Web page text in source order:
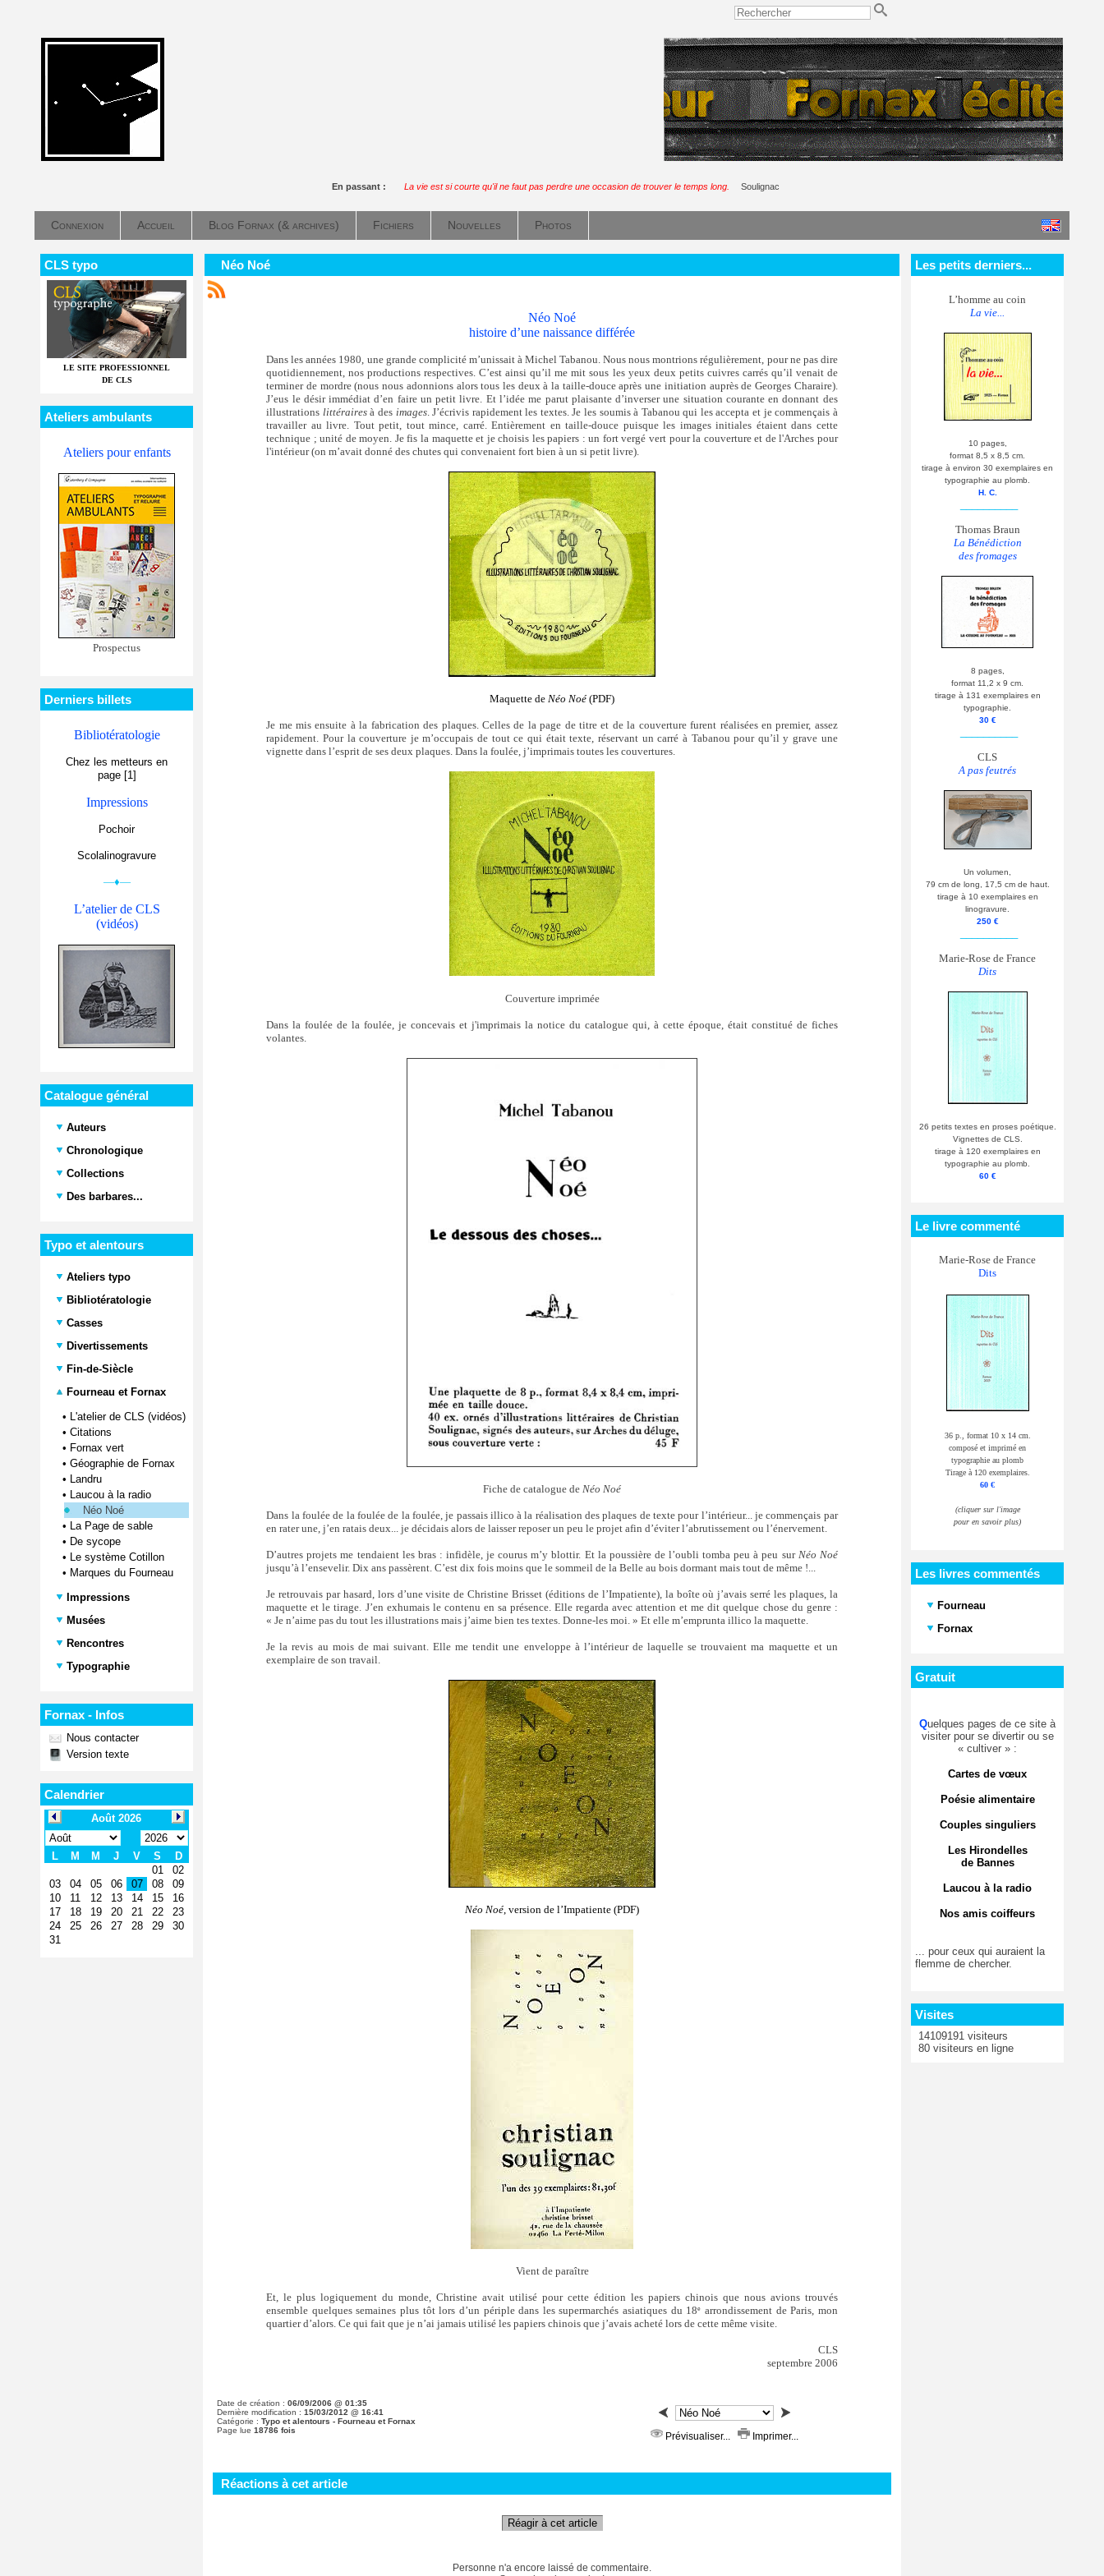
En passant : La vie est si courte qu'il ne faut pas perdre une occasion de trouver le temps long. Soulignac
Connexion Accueil Blog Fornax (& archives) Fichiers Nouvelles Photos
CLS typo
LE SITE PROFESSIONNEL
DE CLS
Ateliers ambulants
Ateliers pour enfants
Prospectus
Derniers billets
Bibliotératologie
Chez les metteurs en
page [1]
Impressions
Pochoir
Scolalinogravure
—♦—
L’atelier de CLS
(vidéos)
Catalogue général
Auteurs
Chronologique
Collections
Des barbares...
Typo et alentours
Ateliers typo
Bibliotératologie
Casses
Divertissements
Fin-de-Siècle
Fourneau et Fornax
• L'atelier de CLS (vidéos)
• Citations
• Fornax vert
• Géographie de Fornax
• Landru
• Laucou à la radio
Néo Noé
• La Page de sable
• De sycope
• Le système Cotillon
• Marques du Fourneau
Impressions
Musées
Rencontres
Typographie
Fornax - Infos
Nous contacter
Version texte
Calendrier
Néo Noé
Néo Noé
histoire d’une naissance différée
Dans les années 1980, une grande complicité m’unissait à Michel Tabanou. Nous nous montrions régulièrement, pour ne pas dire
quotidiennement, nos productions respectives. C’est ainsi qu’il me mit sous les yeux deux petits cuivres carrés qu’il venait de
terminer de mordre (nous nous adonnions alors tous les deux à la taille-douce après une initiation auprès de Georges Charaire).
J’eus le désir immédiat d’en faire un petit livre. Et l’idée me parut plaisante d’inverser une situation courante en donnant des
illustrations littérairesà des images. J’écrivis rapidement les textes. Je les soumis à Tabanou qui les accepta et je commençais à
travailler au livre. Tout petit, tout mince, carré. Entièrement en taille-douce puisque les images initiales étaient dans cette
technique ; unité de moyen. Je fis la maquette et je choisis les papiers : un fort vergé vert pour la couverture et de l'Arches pour
l'intérieur (on m’avait donné des chutes qui convenaient fort bien à un si petit livre).
Maquette de Néo Noé (PDF)
Je me mis ensuite à la fabrication des plaques. Celles de la page de titre et de la couverture furent réalisées en premier, assez
rapidement. Pour la couverture je m’occupais de tout ce qui était texte, réservant un carré à Tabanou pour qu’il y grave une
vignette dans l’esprit de ses deux plaques. Dans la foulée, j’imprimais toutes les couvertures.
Couverture imprimée
Dans la foulée de la foulée, je concevais et j'imprimais la notice du catalogue qui, à cette époque, était constitué de fiches
volantes.
Fiche de catalogue de Néo Noé
Dans la foulée de la foulée de la foulée, je passais illico à la réalisation des plaques de texte pour l’intérieur... je commençais par
en rater une, j’en ratais deux... je décidais alors de laisser reposer un peu le projet afin d’éviter l’abrutissement ou l’énervement.
D’autres projets me tendaient les bras : infidèle, je courus m’y blottir. Et la poussière de l’oubli tomba peu à peu sur Néo Noé
jusqu’à l’ensevelir. Dix ans passèrent. C’est dix fois moins que le sommeil de la Belle au bois dormant mais tout de même !...
Je retrouvais par hasard, lors d’une visite de Christine Brisset (éditions de l’Impatiente), la boîte où j’avais serré les plaques, la
maquette et le tirage. J’en exhumais le contenu en sa présence. Elle regarda avec attention et me dit quelque chose du genre :
« Je n’aime pas du tout les illustrations mais j’aime bien tes textes. Donne-les moi. » Et elle m’emprunta illico la maquette.
Je la revis au mois de mai suivant. Elle me tendit une enveloppe à l’intérieur de laquelle se trouvaient ma maquette et un
exemplaire de son travail.
Néo Noé, version de l’Impatiente (PDF)
Vient de paraître
Et, le plus logiquement du monde, Christine avait utilisé pour cette édition les papiers chinois que nous avions trouvés
ensemble quelques semaines plus tôt lors d’un périple dans les supermarchés asiatiques du 18e arrondissement de Paris, mon
quartier d’alors. Ce qui fait que je n’ai jamais utilisé les papiers chinois que j’avais acheté lors de cette même visite.
CLS
septembre 2006
Date de création : 06/09/2006 @ 01:35
Dernière modification : 15/03/2012 @ 16:41
Catégorie : Typo et alentours - Fourneau et Fornax
Page lue 18786 fois
Prévisualiser... Imprimer...
Réactions à cet article
Réagir à cet article
Personne n'a encore laissé de commentaire.
Les petits derniers...
L’homme au coin
La vie...
10 pages,
format 8,5 x 8,5 cm.
tirage à environ 30 exemplaires en
typographie au plomb.
H. C.
Thomas Braun
La Bénédiction
des fromages
8 pages,
format 11,2 x 9 cm.
tirage à 131 exemplaires en
typographie.
30 €
CLS
A pas feutrés
Un volumen,
79 cm de long, 17,5 cm de haut.
tirage à 10 exemplaires en
linogravure.
250 €
Marie-Rose de France
Dits
26 petits textes en proses poétique.
Vignettes de CLS.
tirage à 120 exemplaires en
typographie au plomb.
60 €
Le livre commenté
Marie-Rose de France
Dits
36 p., format 10 x 14 cm.
composé et imprimé en
typographie au plomb
Tirage à 120 exemplaires.
60 €
(cliquer sur l'image
pour en savoir plus)
Les livres commentés
Fourneau
Fornax
Gratuit
Quelques pages de ce site à
visiter pour se divertir ou se
« cultiver » :
Cartes de vœux
Poésie alimentaire
Couples singuliers
Les Hirondelles
de Bannes
Laucou à la radio
Nos amis coiffeurs
... pour ceux qui auraient la
flemme de chercher.
Visites
14109191 visiteurs
80 visiteurs en ligne